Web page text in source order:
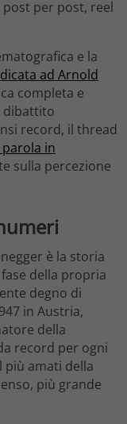
per post, reel
e la
ad Arnold
completa e
dibattito
record, il thread
in
sulla percezione
è la storia
della propria
degno di
in Austria,
della
record per ogni
più amati della
più grande